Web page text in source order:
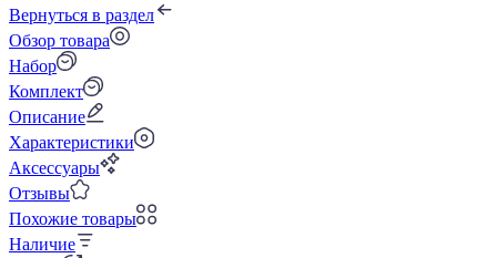
Вернуться в раздел
Обзор товара
Набор
Комплект
Описание
Характеристики
Аксессуары
Отзывы
Похожие товары
Наличие